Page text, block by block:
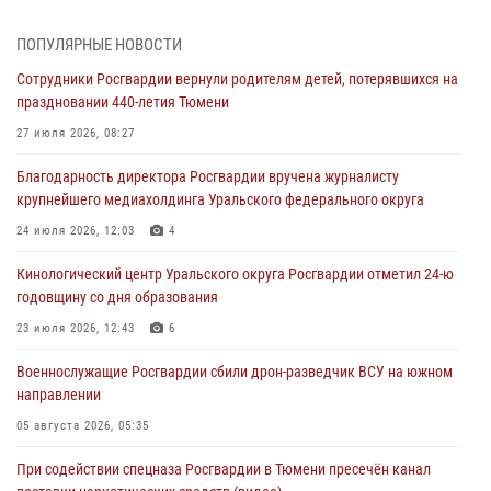
07 августа 2026, 10:57 5
Память военнослужащих, погибших в разные годы при исполнении
воинского долга, почтили в кинологическом центре Уральского
округа Росгвардии
Росгвардейцы в Тюменской области знакомят детей со своей
службой и напоминают о мерах безопасности
Росгвардейцы приняли участие в фотопроекте «Прогуляемся по
Тюменской области» в рамках акции «Храним огонь Победы»
Росгвардейцы в Тюменской области почтили память генерала
армии Ивана Кирилловича Яковлева
ПОПУЛЯРНЫЕ НОВОСТИ
Сотрудники Росгвардии вернули родителям детей, потерявшихся на
праздновании 440-летия Тюмени
27 июля 2026, 08:27
Благодарность директора Росгвардии вручена журналисту
крупнейшего медиахолдинга Уральского федерального округа
24 июля 2026, 12:03 4
Кинологический центр Уральского округа Росгвардии отметил 24-ю
годовщину со дня образования
23 июля 2026, 12:43 6
Военнослужащие Росгвардии сбили дрон-разведчик ВСУ на южном
направлении
05 августа 2026, 05:35
При содействии спецназа Росгвардии в Тюмени пресечён канал